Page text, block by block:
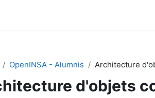
OpenINSA - Alumnis Architecture
d'objets